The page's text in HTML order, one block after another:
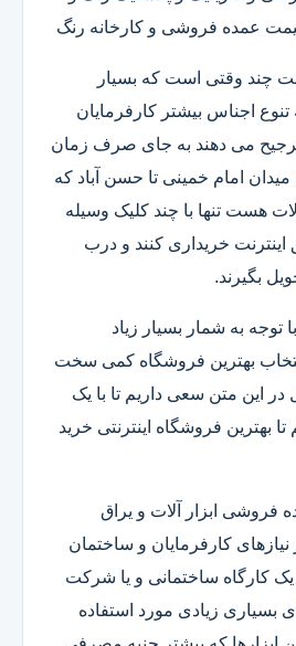
عمده فروشی و کارخانه رنگ
چند وقتی است که بسیار
اجناس بیشتر کارفرمایان
ترجیح می دهند به جای صرف زمان
امام خمینی تا حسن آباد که
هست تنها با چند کلیک وسیله
خریداری کنند و درب
بگیرند.
توجه به شمار بسیار زیاد
بهترین فروشگاه کمی سخت
این متن سعی داریم تا با یک
بهترین فروشگاه اینترنتی خرید
فروشی ابزار آلات و یراق
کارفرمایان و ساختمان
کارگاه ساختمانی و یا شرکت
بسیاری زیادی مورد استفاده